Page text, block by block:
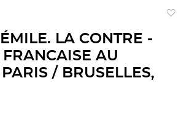
LA CONTRE -
AU
/ BRUSELLES,